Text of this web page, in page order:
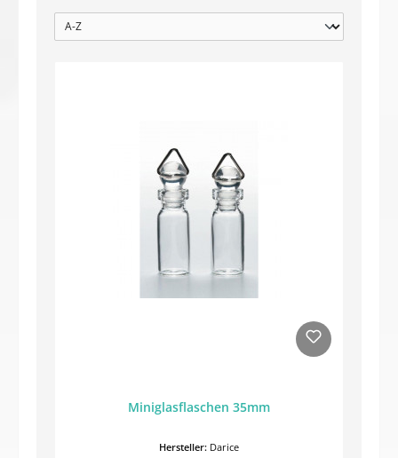
Miniglasflaschen 35mm
Hersteller: Darice